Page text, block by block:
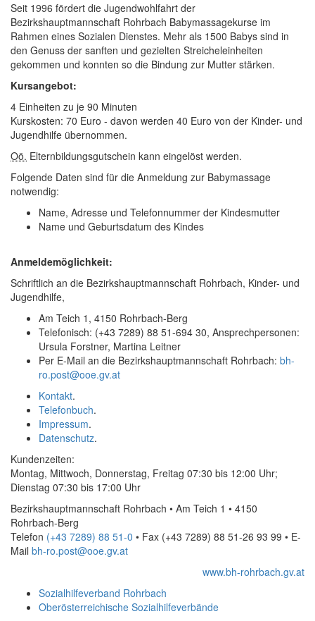
Seit 1996 fördert die Jugendwohlfahrt der
Bezirkshauptmannschaft Rohrbach Babymassagekurse im
Rahmen eines Sozialen Dienstes. Mehr als 1500 Babys sind in
den Genuss der sanften und gezielten Streicheleinheiten
gekommen und konnten so die Bindung zur Mutter stärken.
Kursangebot:
4 Einheiten zu je 90 Minuten
Kurskosten: 70 Euro - davon werden 40 Euro von der Kinder- und
Jugendhilfe übernommen.
Oö. Elternbildungsgutschein kann eingelöst werden.
Folgende Daten sind für die Anmeldung zur Babymassage
notwendig:
Name, Adresse und Telefonnummer der Kindesmutter
Name und Geburtsdatum des Kindes
Anmeldemöglichkeit:
Schriftlich an die Bezirkshauptmannschaft Rohrbach, Kinder- und
Jugendhilfe,
Am Teich 1, 4150 Rohrbach-Berg
Telefonisch: (+43 7289) 88 51-694 30, Ansprechpersonen:
Ursula Forstner, Martina Leitner
Per E-Mail an die Bezirkshauptmannschaft Rohrbach: bh-
ro.post@ooe.gv.at
Kontakt.
Telefonbuch.
Impressum.
Datenschutz.
Kundenzeiten:
Montag, Mittwoch, Donnerstag, Freitag 07:30 bis 12:00 Uhr;
Dienstag 07:30 bis 17:00 Uhr
Bezirkshauptmannschaft Rohrbach • Am Teich 1 • 4150
Rohrbach-Berg
Telefon (+43 7289) 88 51-0 • Fax (+43 7289) 88 51-26 93 99 • E-
Mail bh-ro.post@ooe.gv.at
www.bh-rohrbach.gv.at
Sozialhilfeverband Rohrbach
Oberösterreichische Sozialhilfeverbände